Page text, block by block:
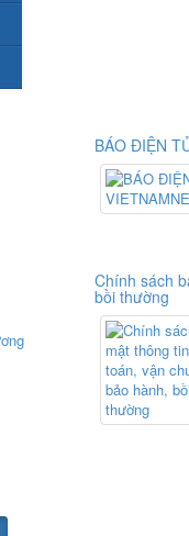
BÁO ĐIỆN
Chính sách
bồi thường